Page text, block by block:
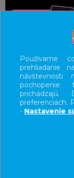
Používame
prehliadanie
návštevnosti
pochopenie
preferenciách.
- Nastavenie